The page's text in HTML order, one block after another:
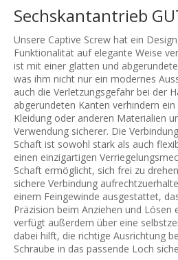
Sechskantantrieb
Unsere Captive Screw hat ein
Funktionalität auf elegante Weise
ist mit einer glatten und
was ihm nicht nur ein modernes
auch die Verletzungsgefahr bei der
abgerundeten Kanten verhindern
Kleidung oder anderen Materialien
Verwendung sicherer. Die
Schaft ist sowohl stark als auch
einen einzigartigen
Schaft ermöglicht, sich frei zu
sichere Verbindung
einem Feingewinde ausgestattet,
Präzision beim Anziehen und Lösen
verfügt außerdem über eine
dabei hilft, die richtige Ausrichtung
Schraube in das passende Loch